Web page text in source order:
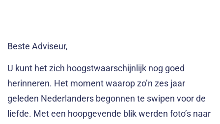
Beste Adviseur,
U kunt het zich hoogstwaarschijnlijk nog goed
herinneren. Het moment waarop zo’n zes jaar
geleden Nederlanders begonnen te swipen voor de
liefde. Met een hoopgevende blik werden foto’s naar